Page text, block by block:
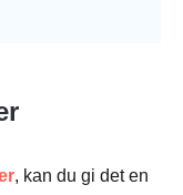
, kan du gi det en